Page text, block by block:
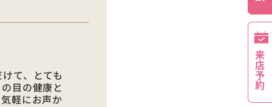
て、とても
目の健康と
軽にお声か
来店予約